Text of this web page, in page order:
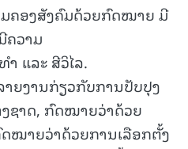
ຄອງສັງຄົມດ້ວຍກົດໝາຍ ມີ
ຄວາມ
ແລະ ສີວິໄລ.
າຍງານກ່ຽວກັບການປັບປຸງ
ຊາດ, ກົດໝາຍວ່າດ້ວຍ
ໝາຍວ່າດ້ວຍການເລືອກຕັ້ງ